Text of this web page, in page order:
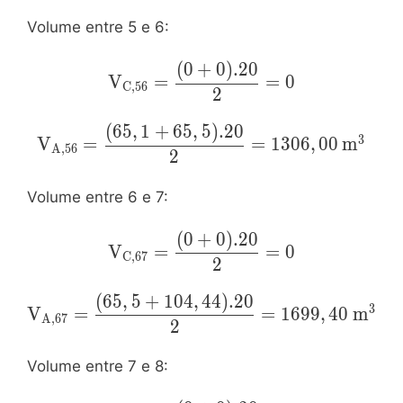
Volume entre 5 e 6:
{2}=0}
VC,56 =
2
(0 + 0).20
= 0
{2}=1306,00\:m^3}
VA,56 =
2
(65, 1 + 65, 5).20
= 1306,00 m3
Volume entre 6 e 7:
{2}=0}
VC,67 =
2
(0 + 0).20
= 0
{2}=1699,40\:m^3}
VA,67 =
2
(65, 5 + 104,44).20
= 1699,40 m3
Volume entre 7 e 8: